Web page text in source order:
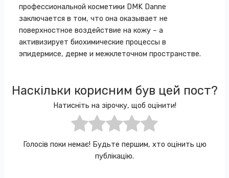
профессиональной косметики DMK Danne
заключается в том, что она оказывает не
поверхностное воздействие на кожу – а
активизирует биохимические процессы в
эпидермисе, дерме и межклеточном пространстве.⠀
Наскільки корисним був цей пост?
Натисніть на зірочку, щоб оцінити!
Голосів поки немає! Будьте першим, хто оцінить цю
публікацію.